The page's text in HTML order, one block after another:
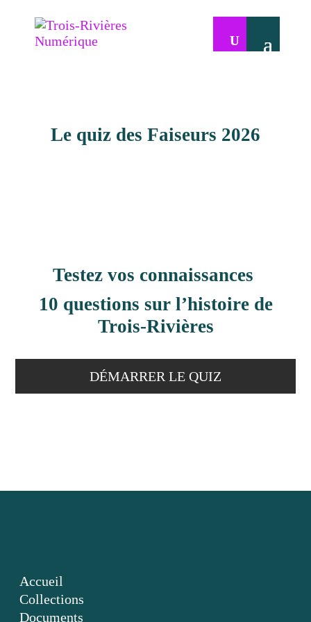
Le quiz des Faiseurs 2026
Testez vos connaissances
10 questions sur l’histoirede
Trois-Rivières
DÉMARRER LE QUIZ
Accueil
Collections
Documents